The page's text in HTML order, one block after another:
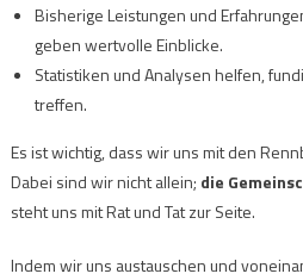
Bisherige Leistungen und
geben wertvolle Einblicke.
Statistiken und Analysen helfen,
treffen.
Es ist wichtig, dass wir uns mit den
Dabei sind wir nicht allein; die
steht uns mit Rat und Tat zur Seite.
Indem wir uns austauschen und